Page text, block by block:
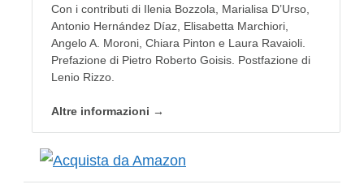
Con i contributi di Ilenia Bozzola, Marialisa D’Urso,
Antonio Hernández Díaz, Elisabetta Marchiori,
Angelo A. Moroni, Chiara Pinton e Laura Ravaioli.
Prefazione di Pietro Roberto Goisis. Postfazione di
Lenio Rizzo.
Altre informazioni →